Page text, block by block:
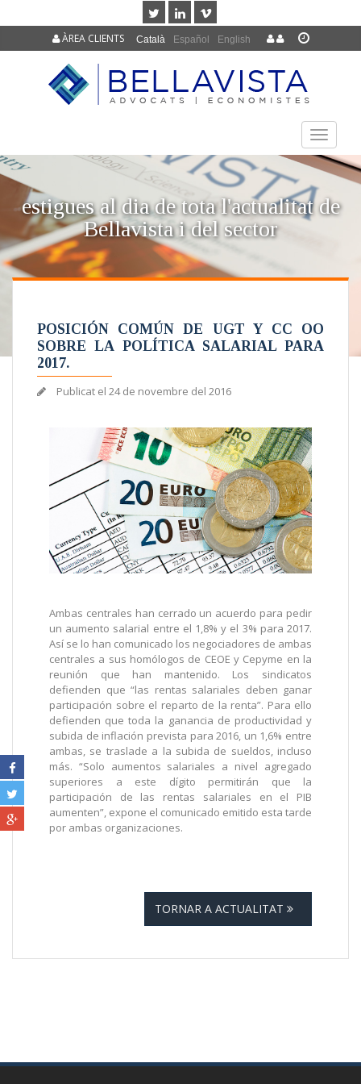
Català Español English
ÀREA CLIENTS
TOGGLE
estigues al dia de tota l'actualitat de
Bellavista i del sector
POSICIÓN COMÚN DE UGT Y CC OO
SOBRE LA POLÍTICA SALARIAL PARA
2017.
Publicat el 24 de novembre del 2016
Ambas centrales han cerrado un acuerdo para pedir
un aumento salarial entre el 1,8% y el 3% para 2017.
Así se lo han comunicado los negociadores de ambas
centrales a sus homólogos de CEOE y Cepyme en la
reunión que han mantenido. Los sindicatos
defienden que “las rentas salariales deben ganar
participación sobre el reparto de la renta”. Para ello
defienden que toda la ganancia de productividad y
subida de inflación prevista para 2016, un 1,6% entre
ambas, se traslade a la subida de sueldos, incluso
más. “Solo aumentos salariales a nivel agregado
superiores a este dígito permitirán que la
participación de las rentas salariales en el PIB
aumenten”, expone el comunicado emitido esta tarde
por ambas organizaciones.
TORNAR A ACTUALITAT